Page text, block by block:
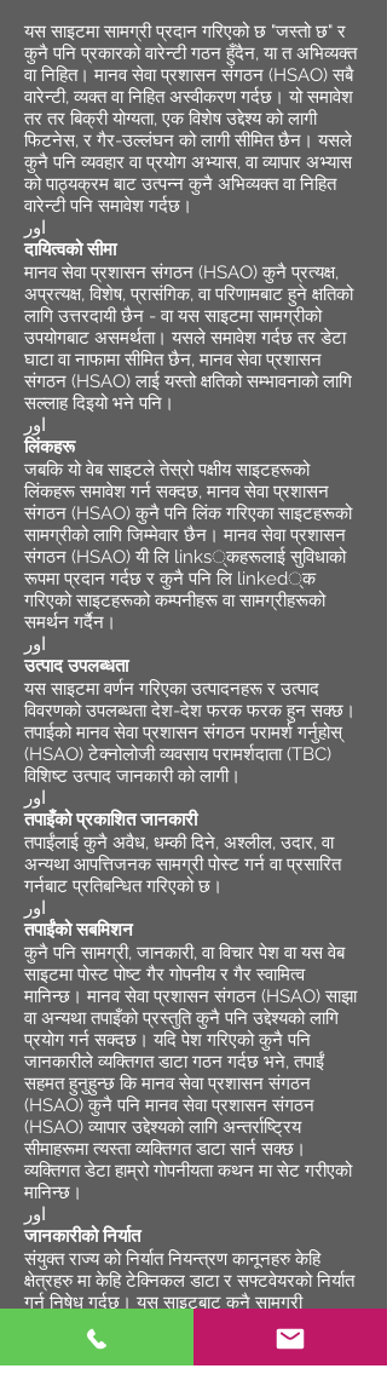
यस साइटमा सामग्री प्रदान गरिएको छ "जस्तो छ" र
कुनै पनि प्रकारको वारेन्टी गठन हुँदैन, या त अभिव्यक्त
वा निहित। मानव सेवा प्रशासन संगठन (HSAO) सबै
वारेन्टी, व्यक्त वा निहित अस्वीकरण गर्दछ। यो समावेश
तर तर बिक्री योग्यता, एक विशेष उद्देश्य को लागी
फिटनेस, र गैर-उल्लंघन को लागी सीमित छैन। यसले
कुनै पनि व्यवहार वा प्रयोग अभ्यास, वा व्यापार अभ्यास
को पाठ्यक्रम बाट उत्पन्न कुनै अभिव्यक्त वा निहित
वारेन्टी पनि समावेश गर्दछ।
اور
दायित्वको सीमा
मानव सेवा प्रशासन संगठन (HSAO) कुनै प्रत्यक्ष,
अप्रत्यक्ष, विशेष, प्रासंगिक, वा परिणामबाट हुने क्षतिको
लागि उत्तरदायी छैन - वा यस साइटमा सामग्रीको
उपयोगबाट असमर्थता। यसले समावेश गर्दछ तर डेटा
घाटा वा नाफामा सीमित छैन, मानव सेवा प्रशासन
संगठन (HSAO) लाई यस्तो क्षतिको सम्भावनाको लागि
सल्लाह दिइयो भने पनि।
اور
लिंकहरू
जबकि यो वेब साइटले तेस्रो पक्षीय साइटहरूको
लिंकहरू समावेश गर्न सक्दछ, मानव सेवा प्रशासन
संगठन (HSAO) कुनै पनि लिंक गरिएका साइटहरूको
सामग्रीको लागि जिम्मेवार छैन। मानव सेवा प्रशासन
संगठन (HSAO) यी लि links्कहरूलाई सुविधाको
रूपमा प्रदान गर्दछ र कुनै पनि लि linked्क
गरिएको साइटहरूको कम्पनीहरू वा सामग्रीहरूको
समर्थन गर्दैन।
اور
उत्पाद उपलब्धता
यस साइटमा वर्णन गरिएका उत्पादनहरू र उत्पाद
विवरणको उपलब्धता देश-देश फरक फरक हुन सक्छ।
तपाईको मानव सेवा प्रशासन संगठन परामर्श गर्नुहोस्
(HSAO) टेक्नोलोजी व्यवसाय परामर्शदाता (TBC)
विशिष्ट उत्पाद जानकारी को लागी।
اور
तपाइँको प्रकाशित जानकारी
तपाईंलाई कुनै अवैध, धम्की दिने, अश्लील, उदार, वा
अन्यथा आपत्तिजनक सामग्री पोस्ट गर्न वा प्रसारित
गर्नबाट प्रतिबन्धित गरिएको छ।
اور
तपाईंको सबमिशन
कुनै पनि सामग्री, जानकारी, वा विचार पेश वा यस वेब
साइटमा पोस्ट पोष्ट गैर गोपनीय र गैर स्वामित्व
मानिन्छ। मानव सेवा प्रशासन संगठन (HSAO) साझा
वा अन्यथा तपाइँको प्रस्तुति कुनै पनि उद्देश्यको लागि
प्रयोग गर्न सक्दछ। यदि पेश गरिएको कुनै पनि
जानकारीले व्यक्तिगत डाटा गठन गर्दछ भने, तपाईं
सहमत हुनुहुन्छ कि मानव सेवा प्रशासन संगठन
(HSAO) कुनै पनि मानव सेवा प्रशासन संगठन
(HSAO) व्यापार उद्देश्यको लागि अन्तर्राष्ट्रिय
सीमाहरूमा त्यस्ता व्यक्तिगत डाटा सार्न सक्छ।
व्यक्तिगत डेटा हाम्रो गोपनीयता कथन मा सेट गरीएको
मानिन्छ।
اور
जानकारीको निर्यात
संयुक्त राज्य को निर्यात नियन्त्रण कानूनहरु केहि
क्षेत्रहरु मा केहि टेक्निकल डाटा र सफ्टवेयरको निर्यात
गर्न निषेध गर्दछ। यस साइटबाट कुनै सामग्री
डाउनलोड गर्न वा अन्यथा संयुक्त राज्य अमेरिका
कानूनको उल्लंघनमा निर्यात गर्न सकिन्छ।
اور